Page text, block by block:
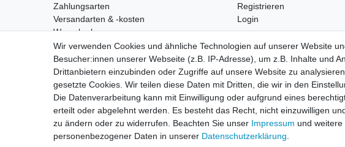
Zahlungsarten
Versandarten & -kosten
Warenkorb
Zur Kasse
Registrieren
Login
Wir verwenden Cookies und ähnliche Technologien auf unserer Website
Besucher:innen unserer Webseite (z.B. IP-Adresse), um z.B. Inhalte und
Drittanbietern einzubinden oder Zugriffe auf unsere Website zu
gesetzte Cookies. Wir teilen diese Daten mit Dritten, die wir in den
Die Datenverarbeitung kann mit Einwilligung oder aufgrund eines
erteilt oder abgelehnt werden. Es besteht das Recht, nicht einzuwilligen
zu ändern oder zu widerrufen. Beachten Sie unser Impressum und weitere
personenbezogener Daten in unserer Daten­schutz­erklärung